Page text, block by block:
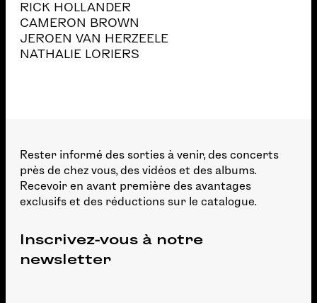
RICK HOLLANDER
CAMERON BROWN
JEROEN VAN HERZEELE
NATHALIE LORIERS
Rester informé des sorties à venir, des concerts
près de chez vous, des vidéos et des albums.
Recevoir en avant première des avantages
exclusifs et des réductions sur le catalogue.
Inscrivez-vous à notre
newsletter